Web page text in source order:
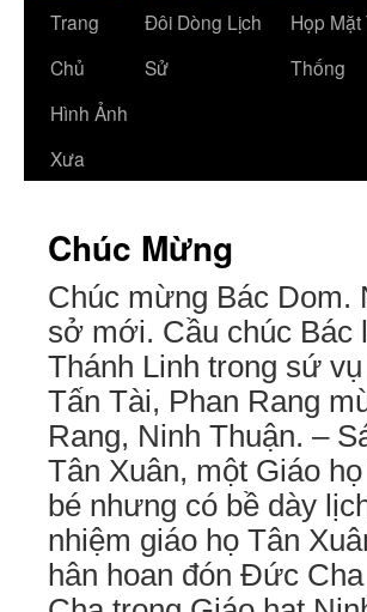
Trang
Chủ
Đôi Dòng Lịch
Sử
Họp Mặt
Thống
Hình Ảnh
Xưa
Chúc Mừng
Chúc mừng Bác Dom.
sở mới. Cầu chúc Bác
Thánh Linh trong sứ
Tấn Tài, Phan Rang
Rang, Ninh Thuận. –
Tân Xuân, một Giáo
bé nhưng có bề dày
nhiệm giáo họ Tân
hân hoan đón Đức